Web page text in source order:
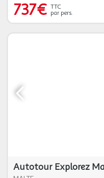
737€ TTC
par pers.
Autotour Explorez